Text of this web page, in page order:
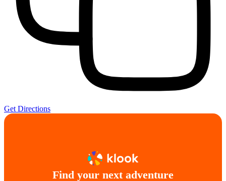
Get Directions
Find your next adventure